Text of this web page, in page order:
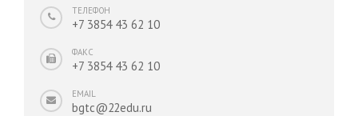
ТЕЛЕФОН
+7 3854 43 62 10
ФАКС
+7 3854 43 62 10
EMAIL
bgtc@22edu.ru